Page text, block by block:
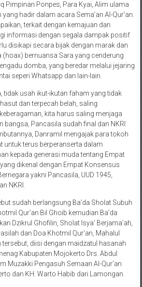
Pimpinan Ponpes, Para Kyai, Alim ulama
hadir dalam acara Sema’an Al-Qur’an.
terkait dengan kemajuan dan
informasi dengan segala dampak positif
disikapi secara bijak dengan marak dan
(hoax) bernuansa Sara yang cenderung
domba, yang beredar melalui jejaring
seperi Whatsapp dan lain-lain.
tidak usah ikut-ikutan faham yang tidak
dan terpecah belah, saling
kita harus saling menjaga
bangsa, Pancasila sudah final dan NKRI
Danramil mengajak para tokoh
untuk terus berperanserta dalam
kepada generasi muda tentang Empat
dikenal dengan Empat Konsensus
yakni Pancasila, UUD 1945,
NKRI.
sudah berlangsung Ba’da Sholat Subuh
Qur’an Bil Ghoib kemudian Ba’da
Dzikrul Ghofilin, Sholat Isya’ Berjama’ah,
dan Doa Khotmil Qur’an, Mahalul
diisi dengan maidzatul hasanah
Kabupaten Mojokerto Drs. Abdul
Muzakki Pengasuh Semaan Al-Qur’an
dan KH. Warto Habib dari Lamongan.